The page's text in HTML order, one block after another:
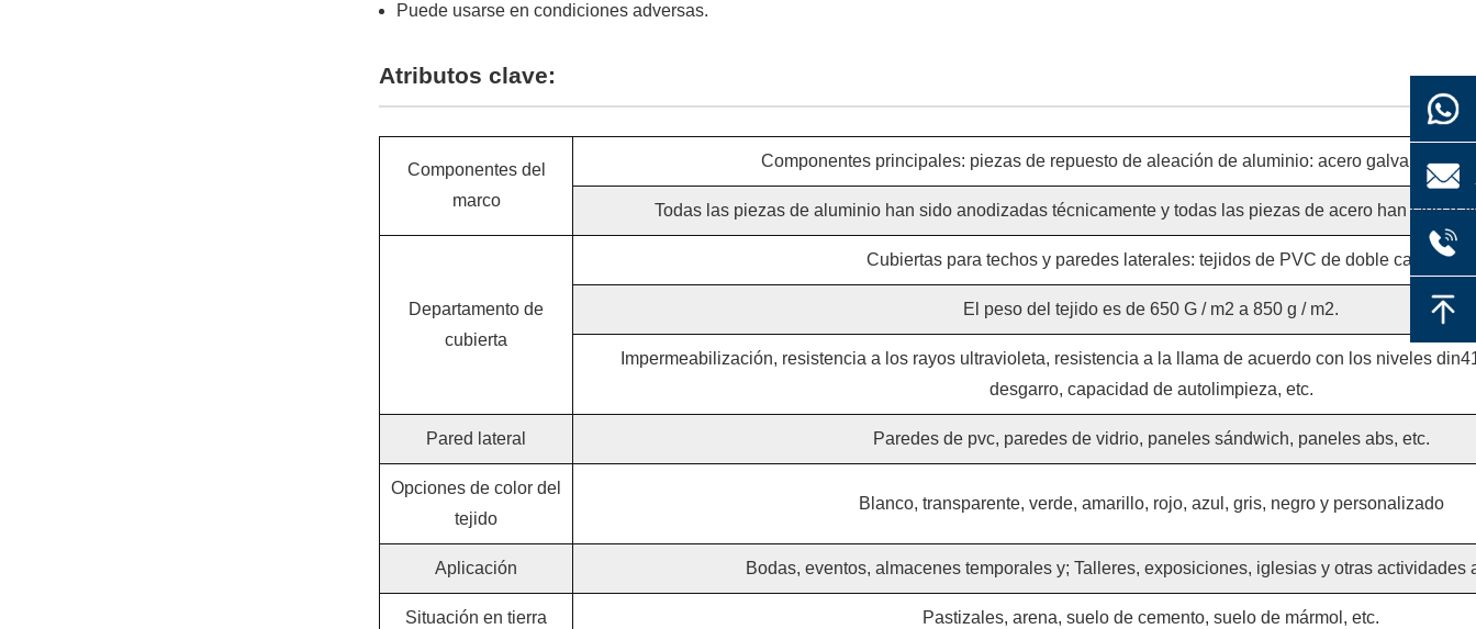
Puede usarse en condiciones adversas.
Atributos clave:
Componentes del
marco
Componentes principales: piezas de repuesto de aleación de aluminio: acero galvanizado
Todas las piezas de aluminio han sido anodizadas técnicamente y todas las piezas de acero han sido
Departamento de
cubierta
Cubiertas para techos y paredes laterales: tejidos de PVC de doble capa.
El peso del tejido es de 650 G / m2 a 850 g / m2.
Impermeabilización, resistencia a los rayos ultravioleta, resistencia a la llama de acuerdo con los niveles
desgarro, capacidad de autolimpieza, etc.
Pared lateral Paredes de pvc, paredes de vidrio, paneles sándwich, paneles abs, etc.
Opciones de color del
tejido
Blanco, transparente, verde, amarillo, rojo, azul, gris, negro y personalizado
Aplicación Bodas, eventos, almacenes temporales y; Talleres, exposiciones, iglesias y otras actividades
Situación en tierra Pastizales, arena, suelo de cemento, suelo de mármol, etc.